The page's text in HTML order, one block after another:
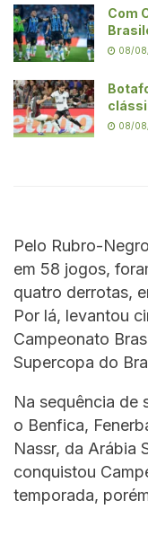
Com
08/
08/
Pelo Rubro-
em 58 jogos,
quatro derrotas,
Por lá, levantou
Campeonato
Supercopa do
Na sequência de
o Benfica,
Nassr, da Arábia
conquistou
temporada,